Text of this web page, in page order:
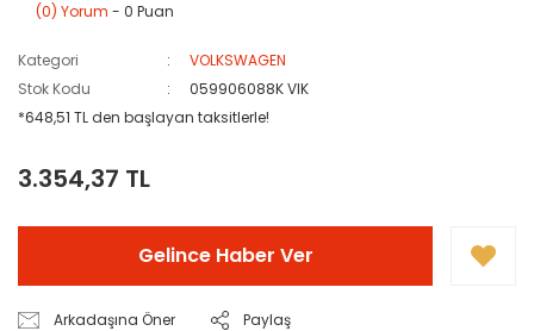
(0) Yorum - 0 Puan
Kategori
VOLKSWAGEN
Stok Kodu
059906088K VIK
*648,51 TL den başlayan taksitlerle!
3.354,37 TL
Gelince Haber Ver
Arkadaşına Öner Paylaş